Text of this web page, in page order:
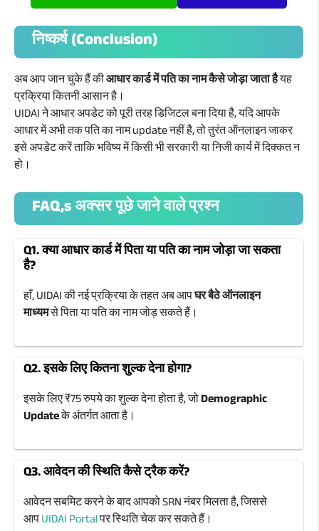
निष्कर्ष (Conclusion)
अब आप जान चुके हैं कीआधार कार्ड में पति का नाम कैसे जोड़ा जाता हैयह
प्रक्रिया कितनी आसान है।
UIDAI ने आधार अपडेट को पूरी तरह डिजिटल बना दिया है, यदि आपके
आधार में अभी तक पति का नाम update नहीं है, तो तुरंत ऑनलाइन जाकर
इसे अपडेट करें ताकि भविष्य में किसी भी सरकारी या निजी कार्य में दिक्कत न
हो।
FAQ,s अक्सर पूछे जाने वाले प्रश्न
Q1. क्या आधार कार्ड में पिता या पति का नाम जोड़ा जा सकता
है?
हाँ, UIDAI की नई प्रक्रिया के तहत अब आपघर बैठे ऑनलाइन
माध्यमसे पिता या पति का नाम जोड़ सकते हैं।
Q2. इसके लिए कितना शुल्क देना होगा?
इसके लिए ₹75 रुपये का शुल्क देना होता है, जोDemographic
Updateके अंतर्गत आता है।
Q3. आवेदन की स्थिति कैसे ट्रैक करें?
आवेदन सबमिट करने के बाद आपको SRN नंबर मिलता है, जिससे
आपUIDAI Portalपर स्थिति चेक कर सकते हैं।